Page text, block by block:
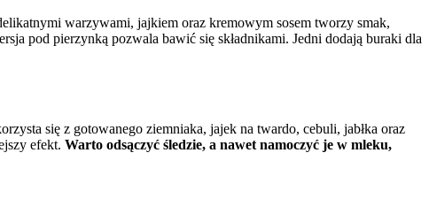
warzywami, jajkiem oraz kremowym sosem tworzy smak,
pod pierzynką pozwala bawić się składnikami. Jedni dodają buraki dla
się z gotowanego ziemniaka, jajek na twardo, cebuli, jabłka oraz
efekt. Warto odsączyć śledzie, a nawet namoczyć je w mleku,